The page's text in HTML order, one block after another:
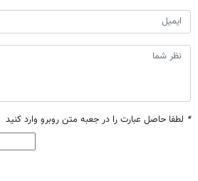
* لطفا حاصل عبارت را در جعبه متن روبرو وارد کنید